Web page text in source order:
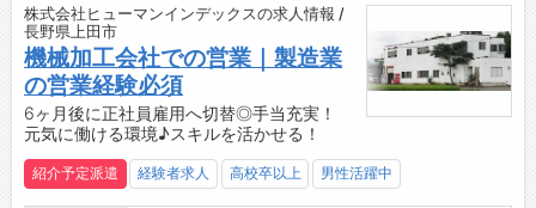
【企業について】
・自動車部品の加工をはじめ、治工具の設計製
作、工作機械部品、建設・農業機械部品の加
工、専用機械の設計製作まで幅広く手掛けてい
ます。
・若手からベテランまで一人ひとりが活躍でき
る職場です。
株式会社ヒューマンインデックスの求人情報 /
長野県上田市
機械加工会社での営業｜製造業
の営業経験必須
6ヶ月後に正社員雇用へ切替◎手当充実！
元気に働ける環境♪スキルを活かせる！
紹介予定派遣 経験者求人 高校卒以上 男性活躍中